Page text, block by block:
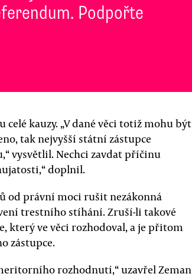
Podpořte
kauzy. „V dané věci totiž mohu být
tak nejvyšší státní zástupce
vysvětlil. Nechci zavdat příčinu
doplnil.
od právní moci rušit nezákonná
trestního stíhání. Zruší-li takové
který ve věci rozhodoval, a je přitom
zástupce.
rozhodnutí,“ uzavřel Zeman